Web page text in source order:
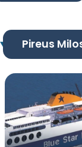
Pireus